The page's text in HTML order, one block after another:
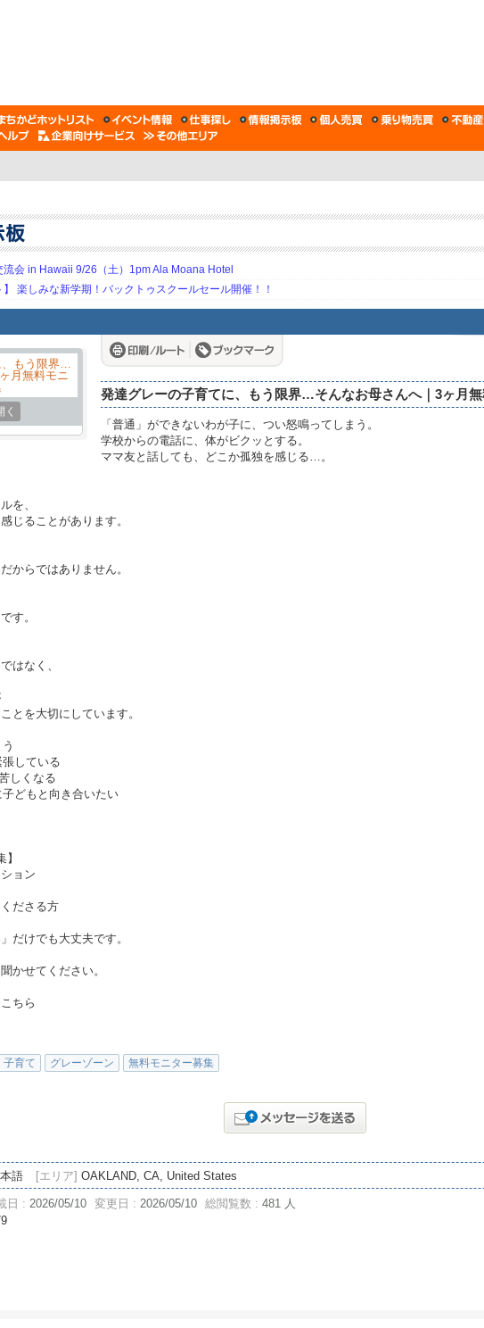
会 in Hawaii 9/26（土）1pm Ala Moana Hotel
】 楽しみな新学期！バックトゥスクールセール開催！！
く
発達グレーの子育てに、もう限界…そんなお母さんへ｜3ヶ月
「普通」ができないわが子に、つい怒鳴ってしまう。
学校からの電話に、体がビクッとする。
ママ友と話しても、どこか孤独を感じる…。
を、
じることがあります。
からではありません。
す。
はなく、
とを大切にしています。
している
しくなる
どもと向き合いたい
ョン
ださる方
だけでも大丈夫です。
かせてください。
ちら
子育て グレーゾーン 無料モニター募集
語 [エリア] OAKLAND, CA, United States
日 : 2026/05/10 変更日 : 2026/05/10 総閲覧数 : 481 人